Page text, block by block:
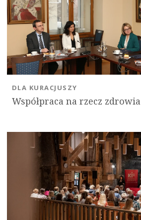
Współpraca na rzecz zdrowia
DLA KURACJUSZY